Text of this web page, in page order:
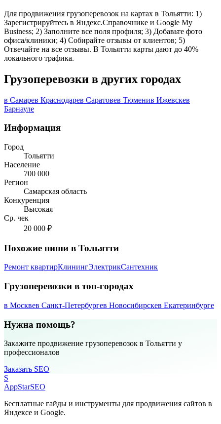
Для продвижения грузоперевозок на картах в Тольятти: 1)
Зарегистрируйтесь в Яндекс.Справочнике и Google My
Business; 2) Заполните все поля профиля; 3) Добавьте фото
офиса/клиники; 4) Собирайте отзывы от клиентов; 5)
Отвечайте на все отзывы. В Тольятти карты дают до 40%
локального трафика.
Грузоперевозки в других городах
в Самарев Краснодарев Саратовев Тюменив Ижевскев
Барнауле
Информация
Город
Тольятти
Население
700 000
Регион
Самарская область
Конкуренция
Высокая
Ср. чек
20 000 ₽
Похожие ниши в Тольятти
Ремонт квартирКлинингЭлектрикСантехник
Грузоперевозки в топ-городах
в Москвев Санкт-Петербургев Новосибирскев Екатеринбурге
Нужна помощь?
Закажите продвижение грузоперевозок в Тольятти у
профессионалов
Заказать SEO
S
AppStarSEO
Бесплатные гайды и инструменты для продвижения сайтов в
Яндексе и Google.